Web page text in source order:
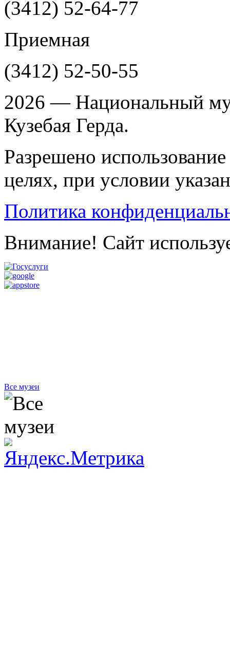
(3412) 52-64-77
Приемная
(3412) 52-50-55
2026 — Национальный
Кузебая Герда.
Разрешено
целях, при условии
Политика
Внимание! Сайт
Все музеи